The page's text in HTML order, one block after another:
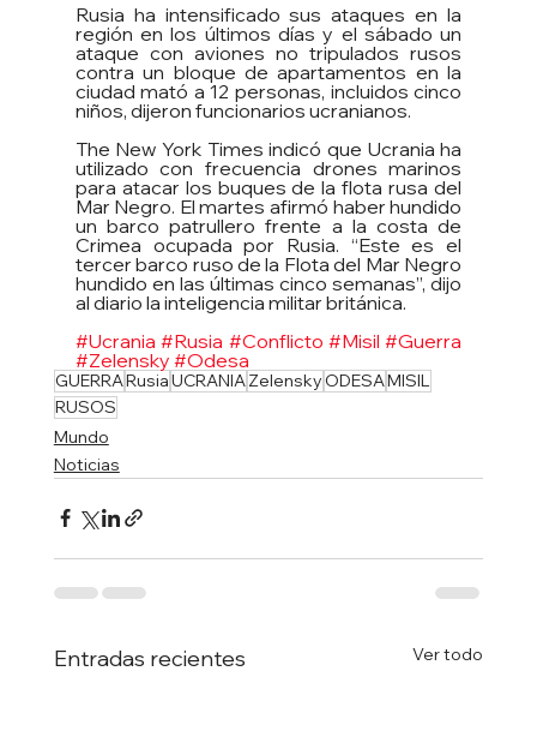
Rusia ha intensificado sus ataques en la
región en los últimos días y el sábado un
ataque con aviones no tripulados rusos
contra un bloque de apartamentos en la
ciudad mató a 12 personas, incluidos cinco
niños, dijeron funcionarios ucranianos.
The New York Times indicó que Ucrania ha
utilizado con frecuencia drones marinos
para atacar los buques de la flota rusa del
Mar Negro. El martes afirmó haber hundido
un barco patrullero frente a la costa de
Crimea ocupada por Rusia. “Este es el
tercer barco ruso de la Flota del Mar Negro
hundido en las últimas cinco semanas”, dijo
al diario la inteligencia militar británica.
#Ucrania #Rusia #Conflicto #Misil #Guerra
#Zelensky #Odesa
GUERRARusiaUCRANIAZelensky ODESAMISIL
RUSOS
Mundo
Noticias
Entradas recientes Ver todo